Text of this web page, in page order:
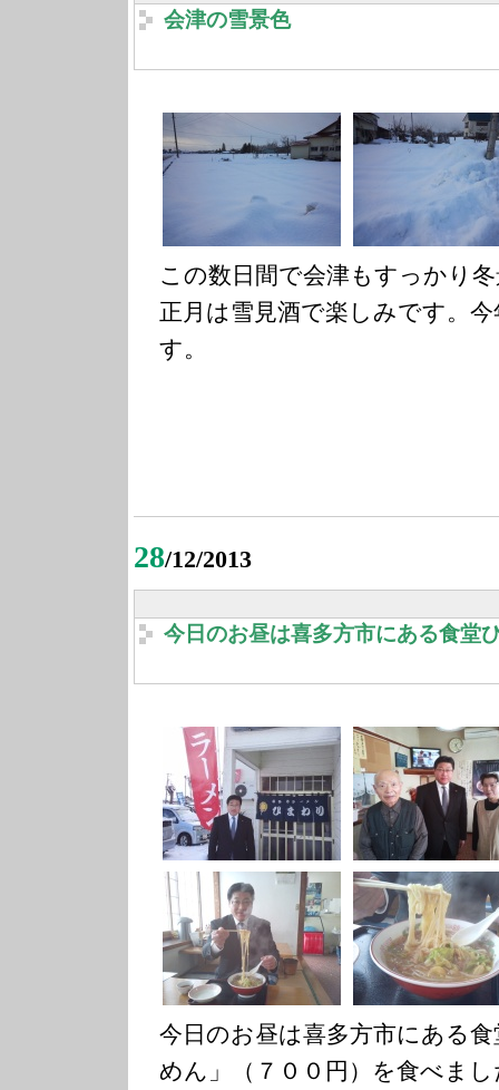
会津の雪景色
この数日間で会津もすっかり
正月は雪見酒で楽しみです。
す。
28/12/2013
今日のお昼は喜多方市にある食堂
今日のお昼は喜多方市にある
めん」（７００円）を食べまし